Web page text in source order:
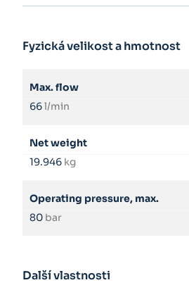
Fyzická velikost a hmotnost
Max. flow
66l/min
Net weight
19.946 kg
Operating pressure, max.
80 bar
Další vlastnosti